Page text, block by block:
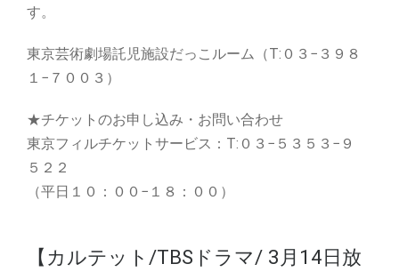
す。
東京芸術劇場託児施設だっこルーム（T:０３−３９８
１−７００３）
★チケットのお申し込み・お問い合わせ
東京フィルチケットサービス：T:０３−５３５３−９
５２２
（平日１０：００−１８：００）
【カルテット/TBSドラマ/ 3月14日放